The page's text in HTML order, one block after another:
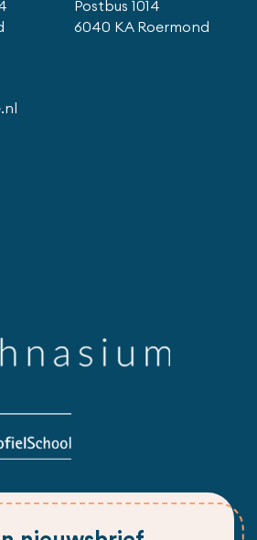
Postbus 1014
6040 KA Roermond